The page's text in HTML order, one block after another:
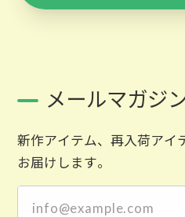
メールマガジ
新作アイテム、再入荷アイ
お届けします。